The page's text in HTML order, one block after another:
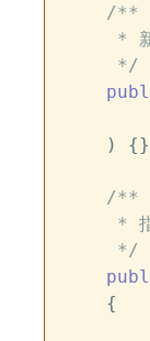
/**
* 新
     */
) {}
/**
*
     */
{